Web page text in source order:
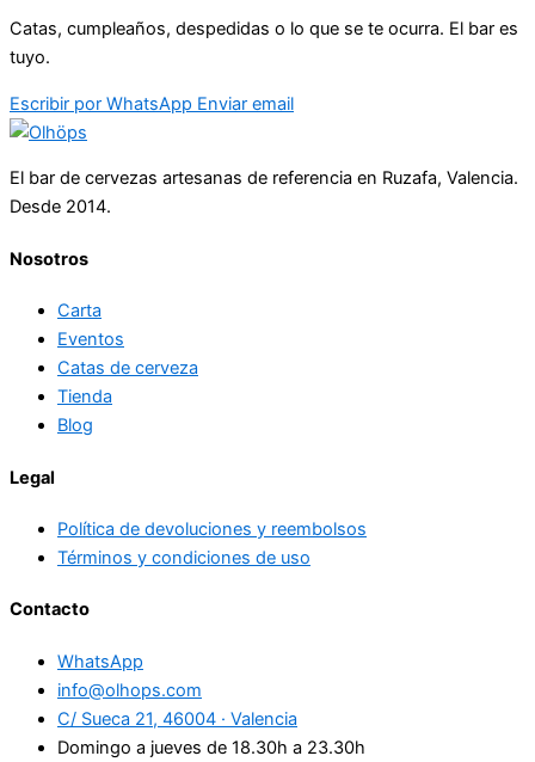
Catas, cumpleaños, despedidas o lo que se te ocurra. El bar es
tuyo.
Escribir por WhatsApp Enviar email
El bar de cervezas artesanas de referencia en Ruzafa, Valencia.
Desde 2014.
Nosotros
Carta
Eventos
Catas de cerveza
Tienda
Blog
Legal
Política de devoluciones y reembolsos
Términos y condiciones de uso
Contacto
WhatsApp
info@olhops.com
C/ Sueca 21, 46004 · Valencia
Domingo a jueves de 18.30h a 23.30h